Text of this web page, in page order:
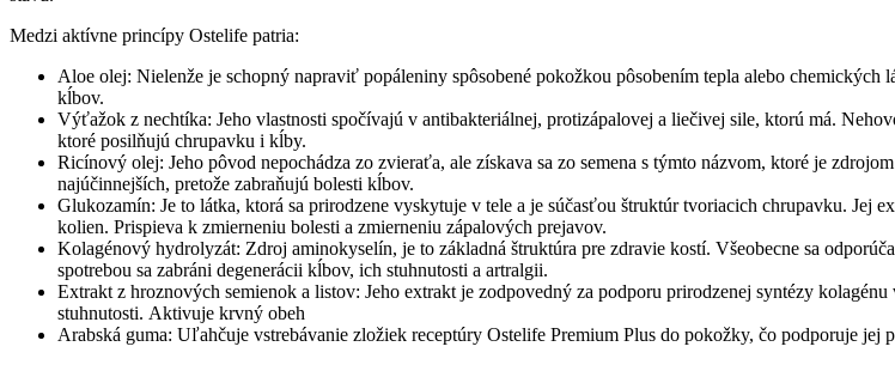
Medzi aktívne princípy Ostelife patria:
Aloe olej: Nielenže je schopný napraviť popáleniny spôsobené pokožkou pôsobením tepla alebo
kĺbov.
Výťažok z nechtíka: Jeho vlastnosti spočívajú v antibakteriálnej, protizápalovej a liečivej sile, ktorú má.
ktoré posilňujú chrupavku i kĺby.
Ricínový olej: Jeho pôvod nepochádza zo zvieraťa, ale získava sa zo semena s týmto názvom, ktoré je
najúčinnejších, pretože zabraňujú bolesti kĺbov.
Glukozamín: Je to látka, ktorá sa prirodzene vyskytuje v tele a je súčasťou štruktúr tvoriacich chrupavku. Jej
kolien. Prispieva k zmierneniu bolesti a zmierneniu zápalových prejavov.
Kolagénový hydrolyzát: Zdroj aminokyselín, je to základná štruktúra pre zdravie kostí. Všeobecne sa
spotrebou sa zabráni degenerácii kĺbov, ich stuhnutosti a artralgii.
Extrakt z hroznových semienok a listov: Jeho extrakt je zodpovedný za podporu prirodzenej syntézy
stuhnutosti. Aktivuje krvný obeh
Arabská guma: Uľahčuje vstrebávanie zložiek receptúry Ostelife Premium Plus do pokožky, čo podporuje